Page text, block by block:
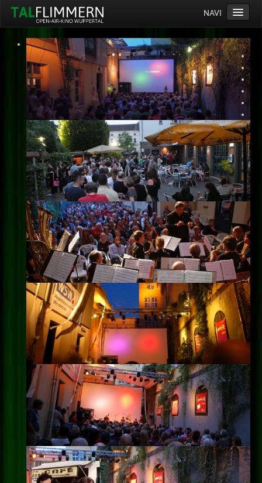
NAVI
Home
Programm
Service
Ticketinfos
Ort
Anreise
Wetter
Kinogutschein
Konzept
Archiv
Kontakt
Impressum
Datenschutz